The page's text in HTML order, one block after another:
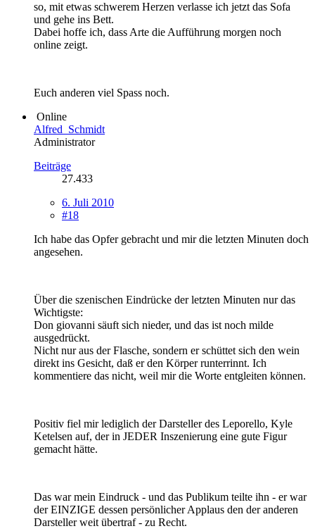
so, mit etwas schwerem Herzen verlasse ich jetzt das Sofa
und gehe ins Bett.
Dabei hoffe ich, dass Arte die Aufführung morgen noch
online zeigt.
Euch anderen viel Spass noch.
Online
Alfred_Schmidt
Administrator
Beiträge
27.433
6. Juli 2010
#18
Ich habe das Opfer gebracht und mir die letzten Minuten doch
angesehen.
Über die szenischen Eindrücke der letzten Minuten nur das
Wichtigste:
Don giovanni säuft sich nieder, und das ist noch milde
ausgedrückt.
Nicht nur aus der Flasche, sondern er schüttet sich den wein
direkt ins Gesicht, daß er den Körper runterrinnt. Ich
kommentiere das nicht, weil mir die Worte entgleiten können.
Positiv fiel mir lediglich der Darsteller des Leporello, Kyle
Ketelsen auf, der in JEDER Inszenierung eine gute Figur
gemacht hätte.
Das war mein Eindruck - und das Publikum teilte ihn - er war
der EINZIGE dessen persönlicher Applaus den der anderen
Darsteller weit übertraf - zu Recht.